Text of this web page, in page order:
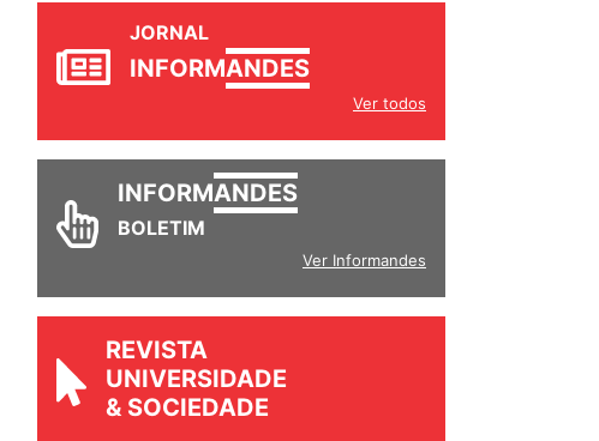
JORNAL
Ver todos
INFORM
Ver Informandes
REVISTA
UNIVERSIDADE